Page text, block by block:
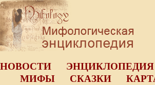
НОВОСТИ ЭНЦИКЛОПЕДИЯ
МИФЫ
СКАЗКИ